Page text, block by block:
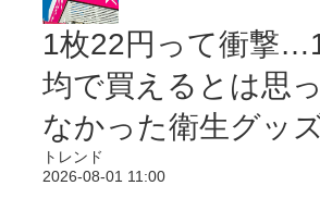
1枚22円って衝撃
均で買えるとは思
なかった衛生グッ
トレンド
2026-08-01 11:00